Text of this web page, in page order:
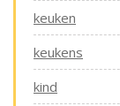
keuken
keukens
kind